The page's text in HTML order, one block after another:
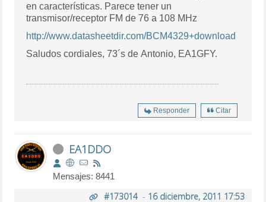
en características. Parece tener un
transmisor/receptor FM de 76 a 108 MHz
http://www.datasheetdir.com/BCM4329+download
Saludos cordiales, 73´s de Antonio, EA1GFY.
Responder Citar
EA1DDO
Mensajes: 8441
#173014- 16 diciembre, 2011 17:53